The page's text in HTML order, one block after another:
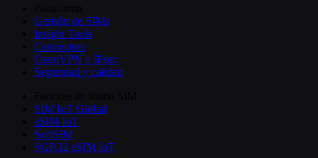
Gestión de SIMs
Insight Tools
Connectors
OpenVPN e IPsec
Seguridad y calidad
SIM IoT Global
eSIM IoT
SoftSIM
SGP.32 eSIM IoT